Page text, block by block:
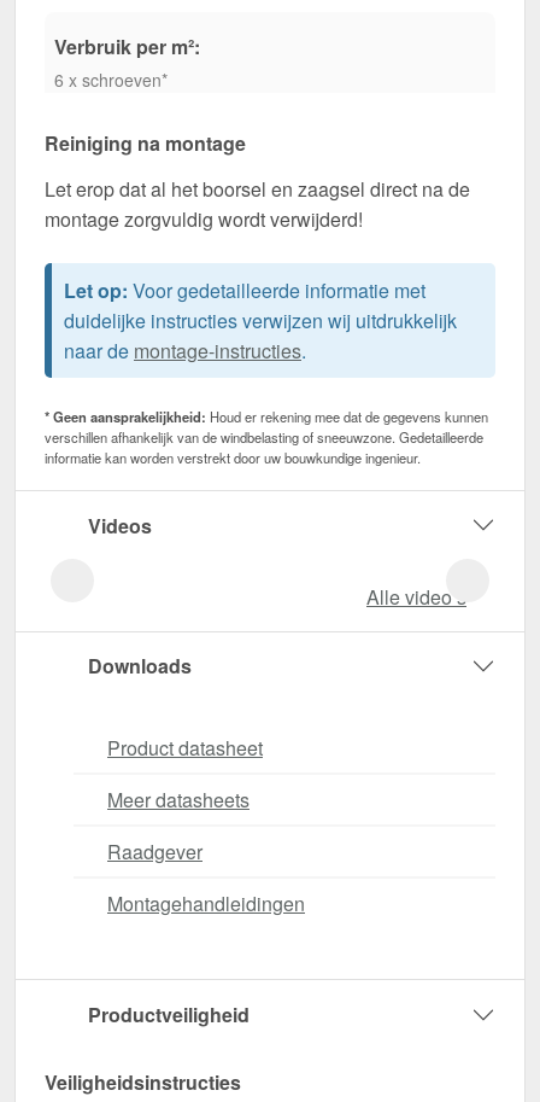
Verbruik per m²:
6 x schroeven*
Reiniging na montage
Let erop dat al het boorsel en zaagsel direct na de
montage zorgvuldig wordt verwijderd!
Let op: Voor gedetailleerde informatie met
duidelijke instructies verwijzen wij uitdrukkelijk
naar de montage-instructies.
* Geen aansprakelijkheid: Houd er rekening mee dat de gegevens kunnen
verschillen afhankelijk van de windbelasting of sneeuwzone. Gedetailleerde
informatie kan worden verstrekt door uw bouwkundige ingenieur.
Videos
Alle video‘s
Downloads
Product datasheet
Meer datasheets
Raadgever
Montagehandleidingen
Productveiligheid
Veiligheidsinstructies